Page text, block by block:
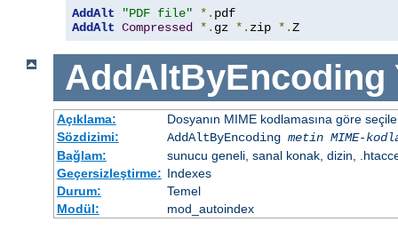
AddAlt "PDF file" *.
AddAlt Compressed *. gz *. zip *.Z
AddAltByEncoding
Açıklama:
Dosyanın MIME kodlamasına göre
Sözdizimi:
AddAltByEncoding metin MIME-
Bağlam:
sunucu geneli, sanal konak, dizin,
Geçersizleştirme: Indexes
Durum:
Temel
Modül:
mod_autoindex